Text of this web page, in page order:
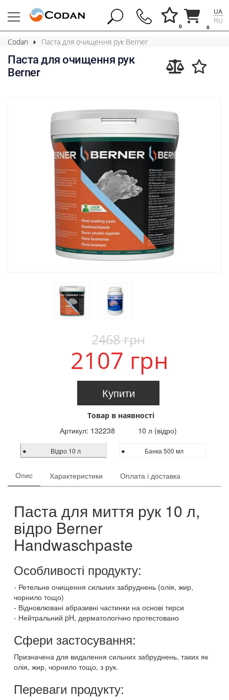
0
0
UA
RU
Codan Паста для очищення рук Berner
Паста для очищення рук
Berner
2468 грн
2107 грн
Купити
Товар в наявності
Артикул: 132238 10 л (відро)
Відро 10 л Банка 500 мл
Опис Характеристики Оплата і доставка
Паста для миття рук 10 л,
відро Berner
Handwaschpaste
Особливості продукту:
Ретельне очищення сильних забруднень (олія, жир,
чорнило тощо)
Відновлювані абразивні частинки на основі тирси
Нейтральний pH, дерматологічно протестовано
Сфери застосування:
Призначена для видалення сильних забруднень, таких як
олія, жир, чорнило тощо, з рук.
Переваги продукту: